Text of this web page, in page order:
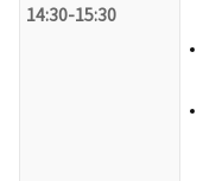
14:30-15:30